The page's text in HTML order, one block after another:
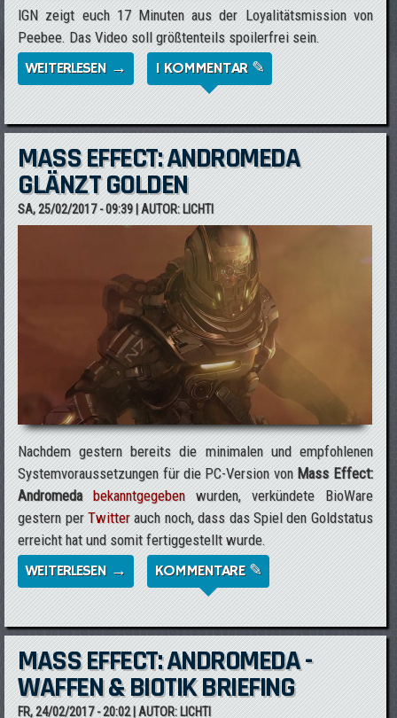
IGN zeigt euch 17 Minuten aus der Loyalitätsmission von
Peebee. Das Video soll größtenteils spoilerfrei sein.
WEITERLESEN → ÜBER MASS EFFECT: ANDROMEDA - SEHT
17 MINUTEN AUS PEEBEE'S
LOYALITÄTSMISSION
1 KOMMENTAR ✎
MASS EFFECT: ANDROMEDA
GLÄNZT GOLDEN
SA, 25/02/2017 - 09:39| AUTOR: LICHTI
Nachdem gestern bereits die minimalen und empfohlenen
Systemvoraussetzungen für die PC-Version vonMass Effect:
Andromeda bekanntgegebenwurden, verkündete BioWare
gestern perTwitterauch noch, dass das Spiel den Goldstatus
erreicht hat und somit fertiggestellt wurde.
WEITERLESEN → ÜBER MASS EFFECT: ANDROMEDA GLÄNZT
GOLDEN
KOMMENTARE ✎
MASS EFFECT: ANDROMEDA -
WAFFEN & BIOTIK BRIEFING
FR, 24/02/2017 - 20:02| AUTOR: LICHTI